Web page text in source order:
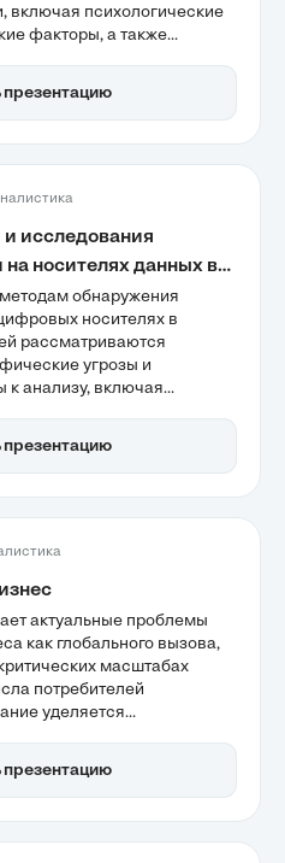
включая психологические
факторы, а также
влиянию
на вербовку и
исследования
носителях данных в
экспертизе
обнаружения
носителях в
рассматриваются
угрозы и
к анализу, включая
внимание уделяется
в реальных
актуальные проблемы
как глобального вызова,
масштабах
потребителей
уделяется
подчеркивает
подхода к борьбе с этой